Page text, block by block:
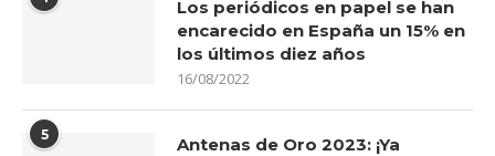
Los periódicos en papel se han
encarecido en España un 15% en
los últimos diez años
16/08/2022
5
Antenas de Oro 2023: ¡Ya